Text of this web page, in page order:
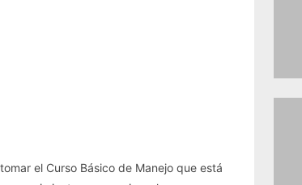
el Curso Básico de Manejo que está